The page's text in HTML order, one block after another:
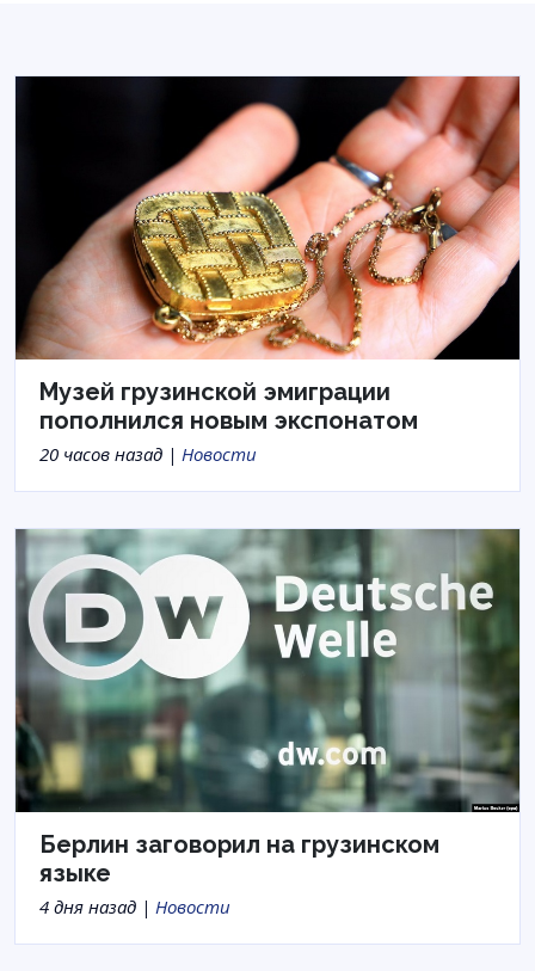
Музей грузинской эмиграции
пополнился новым экспонатом
20 часов назад | Новости
Берлин заговорил на грузинском
языке
4 дня назад | Новости